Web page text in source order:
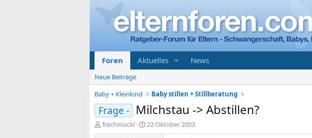
Foren Aktuelles News
Neue Beiträge
Baby + Kleinkind
Baby stillen + Stillberatung
Frage - Milchstau -> Abstillen?
E
r
frechmuckl
E
r
22 Oktober 2003